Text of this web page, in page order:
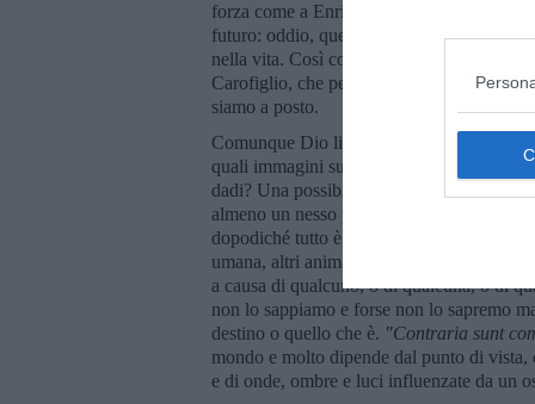
forza come a Enrico Letta. Non
futuro: oddio, questo spiegherebbe tante
nella vita. Così come giustificherebbe la
Carofiglio, che per fortuna non è un fisico,
siamo a posto.
Comunque Dio li ha lanciati o no i suoi
quali immagini sulle facce, quali storie?
dadi? Una possibile risposta è: nessuno, il
almeno un nesso primigenio esisterebbe
dopodiché tutto è precipitato alla rinfusa, e
umana, altri animali, aria, acqua, terra,
a causa di qualcuno, o di qualcuna, o di
non lo sappiamo e forse non lo sapremo
destino o quello che è. "Contraria sunt
mondo e molto dipende dal punto di
e di onde, ombre e luci influenzate da un